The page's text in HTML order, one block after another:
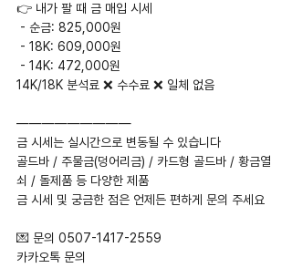
👉 내가 팔 때 금 매입 시세
- 순금: 825,000원
- 18K: 609,000원
- 14K: 472,000원
14K/18K 분석료 ❌ 수수료 ❌ 일체 없음
—————————
금 시세는 실시간으로 변동될 수 있습니다
골드바 / 주물금(덩어리금) / 카드형 골드바 / 황금열
쇠 / 돌제품 등 다양한 제품
금 시세 및 궁금한 점은 언제든 편하게 문의 주세요
💌 문의 0507-1417-2559
카카오톡 문의